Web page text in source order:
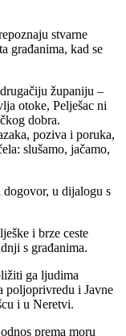
stvarne
građanima, kad se
županiju –
otoke, Pelješac ni
dobra.
poziva i poruka,
slušamo, jačamo,
u dijalogu s
i brze ceste
s građanima.
ga ljudima
poljoprivredu i Javne
i u Neretvi.
prema moru